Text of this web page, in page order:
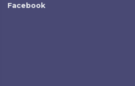
Facebook